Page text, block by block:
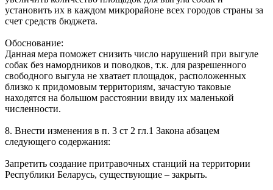
установить их в каждом микрорайоне всех городов страны за
счет средств бюджета.
Обоснование:
Данная мера поможет снизить число нарушений при выгуле
собак без намордников и поводков, т.к. для разрешенного
свободного выгула не хватает площадок, расположенных
близко к придомовым территориям, зачастую таковые
находятся на большом расстоянии ввиду их маленькой
численности.
8. Внести изменения в п. 3 ст 2 гл.1 Закона абзацем
следующего содержания:
Запретить создание притравочных станций на территории
Республики Беларусь, существующие – закрыть.